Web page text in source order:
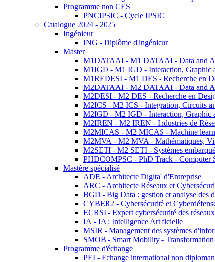
Programme non CES
PNCIPSIC - Cycle IPSIC
Catalogue 2024 - 2025
Ingénieur
ING - Diplôme d'ingénieur
Master
M1DATAAI - M1 DATAAI - Data and
M1IGD - M1 IGD - Interaction, Graphic
M1REDESI - M1 DES - Recherche en
M2DATAAI - M2 DATAAI - Data and
M2DESI - M2 DES - Recherche en
M2ICS - M2 ICS - Integration, Circuits
M2IGD - M2 IGD - Interaction, Graphic
M2IREN - M2 IREN - Industries de
M2MICAS - M2 MICAS - Machine
M2MVA - M2 MVA - Mathématiques,
M2SETI - M2 SETI - Systèmes
PHDCOMPSC - PhD Track - Computer
Mastère spécialisé
ADE - Architecte Digital d'Entreprise
ARC - Architecte Réseaux et
BGD - Big Data : gestion et analyse des
CYBER2 - Cybersécurité et
ECRSI - Expert cybersécurité des
IA - IA : Intelligence Artificielle
MSIR - Management des systèmes
SMOB - Smart Mobility -
Programme d'échange
PEI - Echange international non